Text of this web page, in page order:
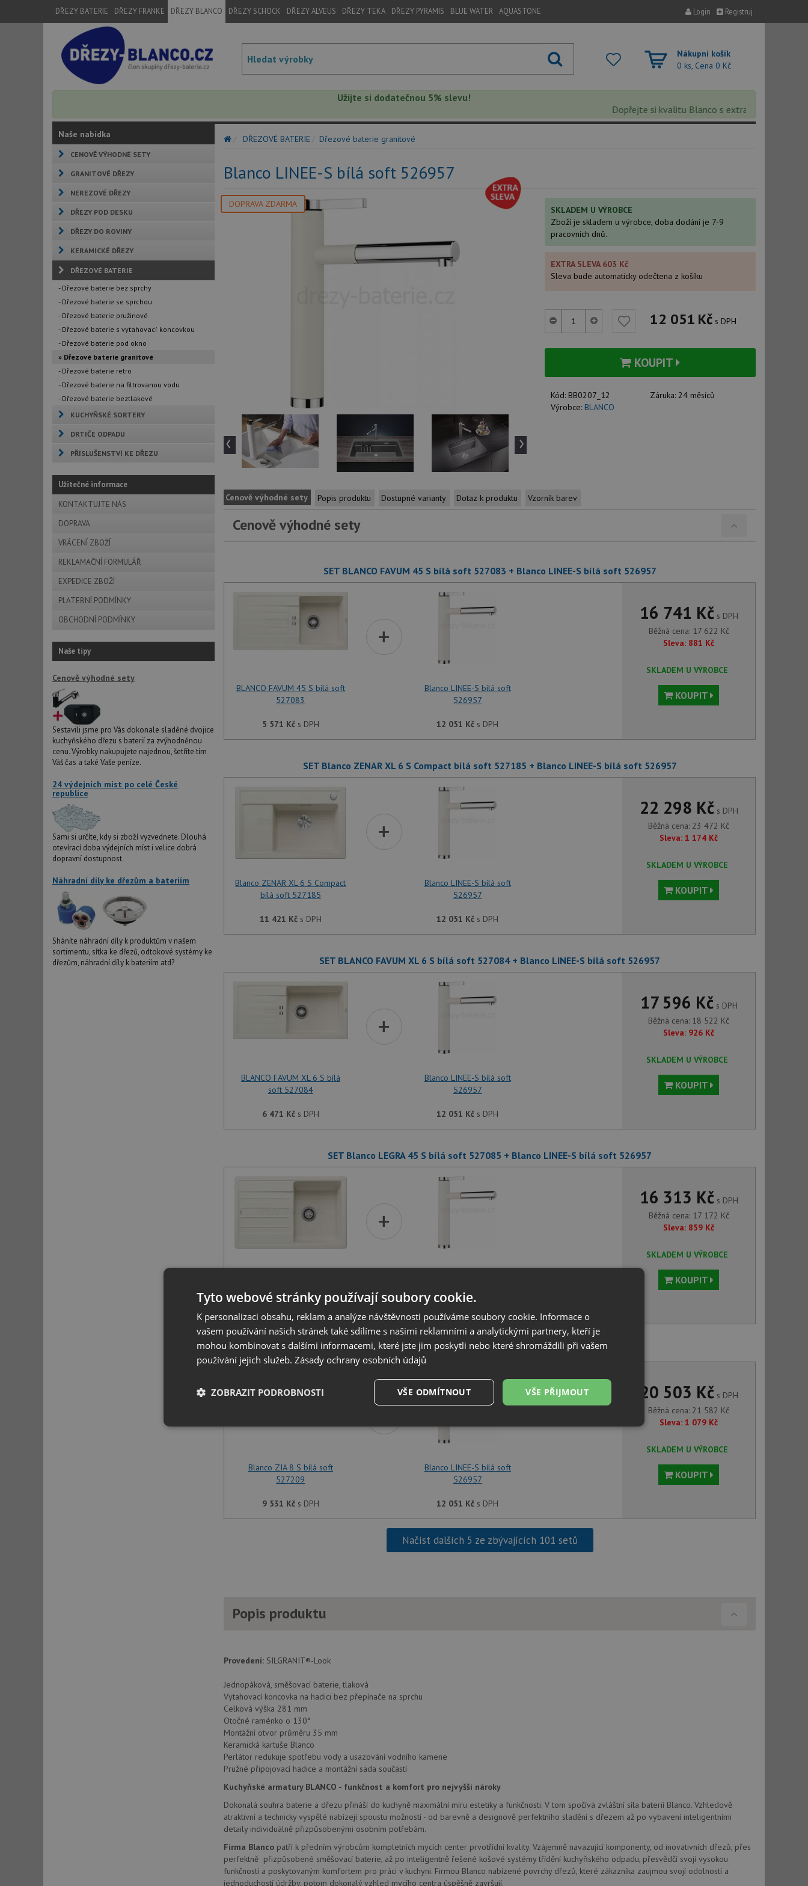
DŘEZY BATERIE DŘEZY FRANKE DŘEZY BLANCO DŘEZY SCHOCK DŘEZY ALVEUS DŘEZY TEKA DŘEZY PYRAMIS BLUE WATER AQUASTONE Login Registruj
Nákupní košík
0 ks, Cena 0 Kč
Užijte si dodatečnou 5% slevu!
Dopřejte si kvalitu Blanco s extra 5% slevou –
Naše nabídka
CENOVĚ VÝHODNÉ SETY
GRANITOVÉ DŘEZY
NEREZOVÉ DŘEZY
DŘEZY POD DESKU
DŘEZY DO ROVINY
KERAMICKÉ DŘEZY
DŘEZOVÉ BATERIE
- Dřezové baterie bez sprchy
- Dřezové baterie se sprchou
- Dřezové baterie pružinové
- Dřezové baterie s vytahovací koncovkou
- Dřezové baterie pod okno
» Dřezové baterie granitové
- Dřezové baterie retro
- Dřezové baterie na filtrovanou vodu
- Dřezové baterie beztlakové
KUCHYŇSKÉ SORTERY
DRTIČE ODPADU
PŘÍSLUŠENSTVÍ KE DŘEZU
Užitečné informace
KONTAKTUJTE NÁS
DOPRAVA
VRÁCENÍ ZBOŽÍ
REKLAMAČNÍ FORMULÁŘ
EXPEDICE ZBOŽÍ
PLATEBNÍ PODMÍNKY
OBCHODNÍ PODMÍNKY
Naše tipy
Cenově výhodné sety
Sestavili jsme pro Vás dokonale sladěné dvojice
kuchyňského dřezu s baterií za zvýhodněnou
cenu. Výrobky nakupujete najednou, šetříte tím
Váš čas a také Vaše peníze.
24 výdejních míst po celé České
republice
Sami si určíte, kdy si zboží vyzvednete. Dlouhá
otevírací doba výdejních míst i velice dobrá
dopravní dostupnost.
Náhradní díly ke dřezům a bateriím
Sháníte náhradní díly k produktům v našem
sortimentu, sítka ke dřezů, odtokové systémy ke
dřezům, náhradní díly k bateriím atd?
DŘEZOVÉ BATERIE Dřezové baterie granitové
Blanco LINEE-S bílá soft 526957
DOPRAVA ZDARMA
‹ ›
SKLADEM U VÝROBCE
Zboží je skladem u výrobce, doba dodání je 7-9
pracovních dnů.
EXTRA SLEVA 603 Kč
Sleva bude automaticky odečtena z košíku
12 051 Kč s DPH
KOUPIT
Kód: BB0207_12 Záruka:24 měsíců
Výrobce: BLANCO
Cenově výhodné sety Popis produktu Dostupné varianty Dotaz k produktu Vzorník barev
Cenově výhodné sety
SET BLANCO FAVUM 45 S bílá soft 527083 + Blanco LINEE-S bílá soft 526957
BLANCO FAVUM 45 S bílá soft
527083
5 571 Kčs DPH
+
Blanco LINEE-S bílá soft
526957
12 051 Kč s DPH
16 741 Kčs DPH
Běžná cena: 17 622 Kč
Sleva: 881 Kč
SKLADEM U VÝROBCE
KOUPIT
SET Blanco ZENAR XL 6 S Compact bílá soft 527185 + Blanco LINEE-S bílá soft 526957
Blanco ZENAR XL 6 S Compact
bílá soft 527185
11 421 Kčs DPH
+
Blanco LINEE-S bílá soft
526957
12 051 Kč s DPH
22 298 Kčs DPH
Běžná cena: 23 472 Kč
Sleva: 1 174 Kč
SKLADEM U VÝROBCE
KOUPIT
SET BLANCO FAVUM XL 6 S bílá soft 527084 + Blanco LINEE-S bílá soft 526957
BLANCO FAVUM XL 6 S bílá
soft 527084
6 471 Kčs DPH
+
Blanco LINEE-S bílá soft
526957
12 051 Kč s DPH
17 596 Kčs DPH
Běžná cena: 18 522 Kč
Sleva: 926 Kč
SKLADEM U VÝROBCE
KOUPIT
SET Blanco LEGRA 45 S bílá soft 527085 + Blanco LINEE-S bílá soft 526957
s DPH
+
16 313 Kčs DPH
Běžná cena: 17 172 Kč
Sleva: 859 Kč
SKLADEM U VÝROBCE
KOUPIT
SET Blanco ZIA 8 S bílá soft 527209 + Blanco LINEE-S bílá soft 526957
Blanco ZIA 8 S bílá soft
527209
9 531 Kčs DPH
+
Blanco LINEE-S bílá soft
526957
12 051 Kč s DPH
20 503 Kčs DPH
Běžná cena: 21 582 Kč
Sleva: 1 079 Kč
SKLADEM U VÝROBCE
KOUPIT
Načíst dalších 5 ze zbývajících 101 setů
Popis produktu
Provedení: SILGRANIT®-Look
Jednopáková, směšovací baterie, tlaková
Vytahovací koncovka na hadici bez přepínače na sprchu
Celková výška 281 mm
Otočné raménko o 130°
Montážní otvor průměru 35 mm
Keramická kartuše Blanco
Perlátor redukuje spotřebu vody a usazování vodního kamene
Pružné připojovací hadice a montážní sada součástí
Kuchyňské armatury BLANCO - funkčnost a komfort pro nejvyšší nároky
Dokonalá souhra baterie a dřezu přináší do kuchyně maximální míru estetiky a funkčnosti. V tom spočívá zvláštní síla baterií Blanco. Vzhledově
atraktivní a technicky vyspělé nabízejí spoustu možností - od barevně a designově perfektního sladění s dřezem až po vybavení inteligentními
detaily individuálně přizpůsobenými osobním potřebám.
Firma Blanco patří k předním výrobcům kompletních mycích center prvotřídní kvality. Vzájemně navazující komponenty, od inovativních dřezů, přes
perfektně přizpůsobené směšovací baterie, až po inteligentně řešené košové systémy třídění kuchyňského odpadu, přesvědčí svojí vysokou
funkčností a poskytovaným komfortem pro práci v kuchyni. Firmou Blanco nabízené povrchy dřezů, které zákazníka zaujmou svojí odolností a
jednoduchostí údržby, potom dokonalý vzhled mycího centra úspěšně završují.
Tyto webové stránky používají soubory cookie.
K personalizaci obsahu, reklam a analýze návštěvnosti používáme soubory cookie. Informace o
vašem používání našich stránek také sdílíme s našimi reklamními a analytickými partnery, kteří je
mohou kombinovat s dalšími informacemi, které jste jim poskytli nebo které shromáždili při vašem
používání jejich služeb. Zásady ochrany osobních údajů
VŠE PŘIJMOUT
VŠE ODMÍTNOUT
ZOBRAZIT PODROBNOSTI
Nezbytně nutné
Výkonové
Soubory cílení Funkční soubory
Nezařazené
Nezbytně nutné soubory cookie umožňují základní funkce webových stránek, jako je přihlášení uživatele a správa účtu. Webové
stránky nelze bez nezbytně nutných souborů cookie správně používat.
www.drezy-
blanco.cz
4 týdny
návštěvníků. Je nutné, aby banner cookie Cookie-Script.com
fungoval správně.
AUTORIZACE
www.drezy-
blanco.cz
Poskytovatel
Doména
Google LLC
.drezy-
blanco.cz
1 rok
1
měsíc
Tento název souboru cookie je spojen s Google Universal Analytics - což je
významná aktualizace běžněji používané analytické služby Google. Tento soubor
cookie se používá k rozlišení jedinečných uživatelů přiřazením náhodně
vygenerovaného čísla jako identifikátoru klienta. Je součástí každého požadavku
na stránku na webu a slouží k výpočtu údajů o návštěvnících, relacích a
kampaních pro analytické přehledy webů.
_ga_9T91YFLEPX
.drezy-
blanco.cz
1 rok
1
měsíc
Tento soubor cookie používá Google Analytics k zachování stavu relace.
Název
Poskytovatel
Doména
Vyprší Popis
VISITOR_PRIVACY_METADATA
YouTube
.youtube.com
6 měsíců
Tento soubor cookie slouží k ukládání souhlasu uživatele a
volby soukromí pro jejich interakci s webem. Zaznamenává
údaje o souhlasu návštěvníka s různými zásadami ochrany
preference budou v budoucích sezeních respektovány.
__Secure-YNID
.youtube.com
6 měsíců
Google LLC
1 rok
Tento soubor cookie nastavuje společnost Doubleclick a
zásadách ochrany soukromí společnosti Google